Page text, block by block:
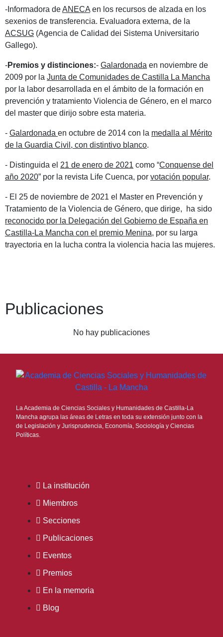
-Informadora deANECA en los recursos de alzada en los
sexenios de transferencia. Evaluadora externa, de la
ACSUG (Agencia de Calidad dei Sistema Universitario
Gallego).
-Premios y distinciones:- Galardonada en noviembre de
2009 por la Junta de Comunidades de Castilla La Mancha
por la labor desarrollada en el ámbito de la formación en
prevención y tratamiento Violencia de Género, en el marco
del master que dirijo sobre esta materia.
- Galardonada en octubre de 2014 con la medalla al Mérito
de la Guardia Civil, con distintivo blanco.
- Distinguida el 21 de enero de 2021 como “Conquense del
año 2020” por la revista Life Cuenca, por votación popular.
- El 25 de noviembre de 2021 el Master en Prevención y
Tratamiento de la Violencia de Género, que dirige, ha sido
reconocido por la Delegación del Gobierno de España en
Castilla-La Mancha con el premio Menina, por su larga
trayectoria en la lucha contra la violencia hacia las mujeres.
Publicaciones
No hay publicaciones
La Academia de Ciencias Sociales y Humanidades de Castilla-La
Mancha agrupa las áreas de Letras en toda su extensión junto con la
de Legislación y Jurisprudencia, Economía, Sociología y Ciencias
Políticas.
La institución
Miembros
Secciones
Publicaciones
Eventos
Premios
En la memoria
Blog